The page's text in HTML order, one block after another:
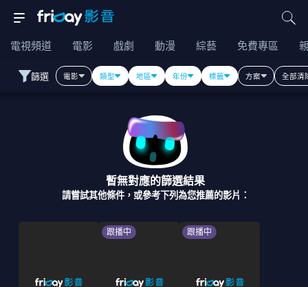
電視頻道 電影 戲劇 動漫 綜藝 免費專區
篩選 電影 類型 地區 年份 標籤 方案 全部清
暫無對應的篩選結果
請嘗試其他條件，或參考下列為您推薦的影片：
跟播中 跟播中